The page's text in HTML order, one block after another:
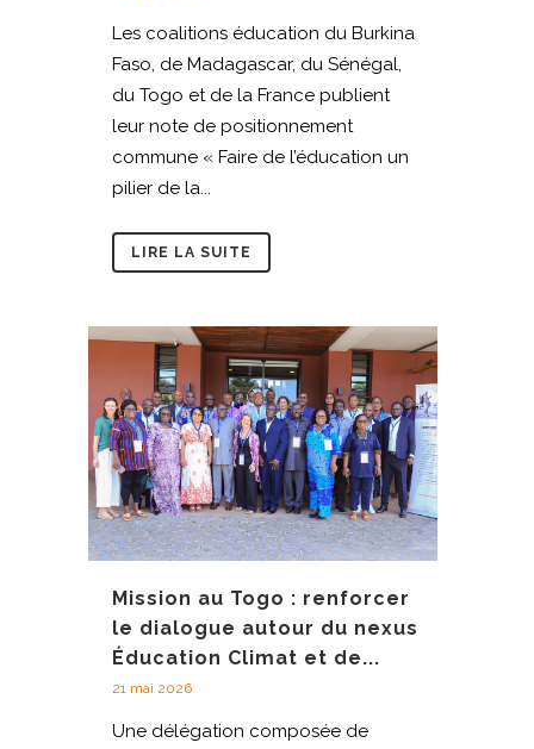
Les coalitions éducation du Burkina
Faso, de Madagascar, du Sénégal,
du Togo et de la France publient
leur note de positionnement
commune « Faire de l’éducation un
pilier de la...
LIRE LA SUITE
Mission au Togo : renforcer
le dialogue autour du nexus
Éducation Climat et de...
21 mai 2026
Une délégation composée de